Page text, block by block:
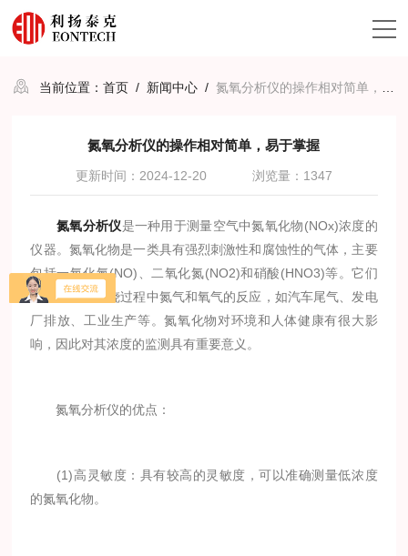
当前位置：首页 / 新闻中心 /氮氧分析仪的操作相对简单，易于掌握
氮氧分析仪的操作相对简单，易于掌握
更新时间：2024-12-20 浏览量：1347
氮氧分析仪是一种用于测量空气中氮氧化物(NOx)浓度的
仪器。氮氧化物是一类具有强烈刺激性和腐蚀性的气体，主要
包括一氧化氮(NO)、二氧化氮(NO2)和硝酸(HNO3)等。它们
主要来源于燃烧过程中氮气和氧气的反应，如汽车尾气、发电
厂排放、工业生产等。氮氧化物对环境和人体健康有很大影
响，因此对其浓度的监测具有重要意义。
氮氧分析仪的优点：
(1)高灵敏度：具有较高的灵敏度，可以准确测量低浓度
的氮氧化物。